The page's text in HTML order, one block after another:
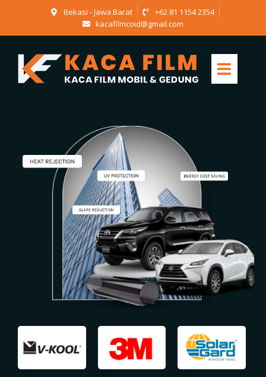
Bekasi - Jawa Barat
+62 81 1154 2354
kacafilmcoid@gmail.com